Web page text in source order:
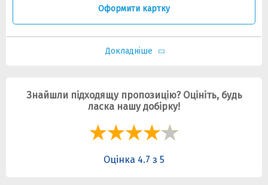
Оформити картку
Докладніше
Знайшли підходящу пропозицію? Оцініть, будь
ласка нашу добірку!
Оцінка 4.7 з 5